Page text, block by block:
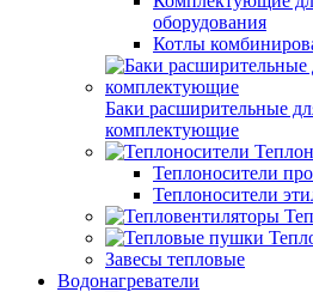
оборудования
Котлы
Баки расширительные
комплектующие
Теплоносители
Теплоносители
Завесы тепловые
Водонагреватели